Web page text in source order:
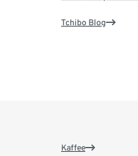
Tchibo Blog
Kaffee